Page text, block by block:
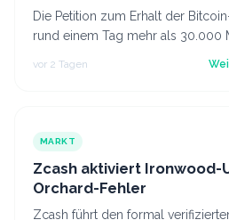
Die Petition zum Erhalt der
rund einem Tag mehr als 30.000
vor 2 Tagen
MARKT
Zcash aktiviert Ironwood-
Orchard-Fehler
Zcash führt den formal